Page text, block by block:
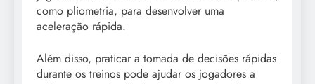
como pliometria, para desenvolver uma
aceleração rápida.
Além disso, praticar a tomada de decisões rápidas
durante os treinos pode ajudar os jogadores a